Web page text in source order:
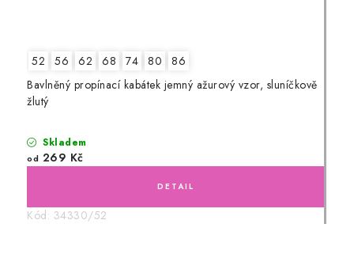
52 56 62 68 74 80
86
Bavlněný propínací kabátek jemný ažurový vzor, sluníčkově
žlutý
Skladem
od 269 Kč
Kód: 34330/52